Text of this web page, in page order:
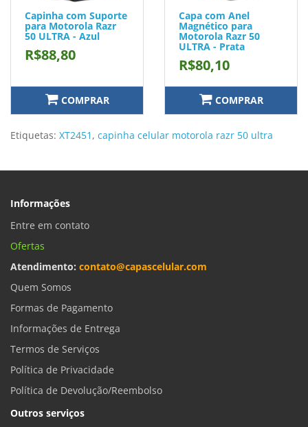
Capinha com Suporte
para Motorola Razr
50 ULTRA - Azul
R$88,80
COMPRAR
Capa com Anel
Magnético para
Motorola Razr 50
ULTRA - Prata
R$80,10
COMPRAR
Etiquetas: XT2451 , capinha celular motorola razr 50 ultra
Informações
Entre em contato
Ofertas
Atendimento: contato@capascelular.com
Quem Somos
Formas de Pagamento
Informações de Entrega
Termos de Serviços
Política de Privacidade
Política de Devolução/Reembolso
Outros serviços